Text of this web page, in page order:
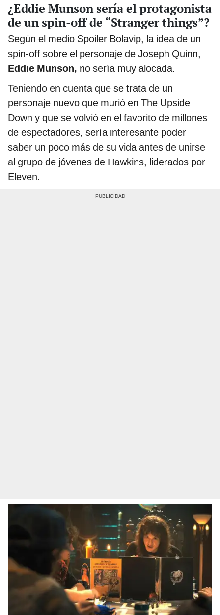
¿Eddie Munson sería el protagonista
de un spin-off de “Stranger things”?
Según el medio Spoiler Bolavip, la idea de un
spin-off sobre el personaje de Joseph Quinn,
Eddie Munson, no sería muy alocada.
Teniendo en cuenta que se trata de un
personaje nuevo que murió en The Upside
Down y que se volvió en el favorito de millones
de espectadores, sería interesante poder
saber un poco más de su vida antes de unirse
al grupo de jóvenes de Hawkins, liderados por
Eleven.